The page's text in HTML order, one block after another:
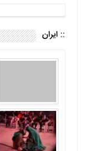
:: ایران